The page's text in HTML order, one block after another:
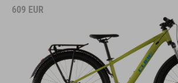
609 EUR